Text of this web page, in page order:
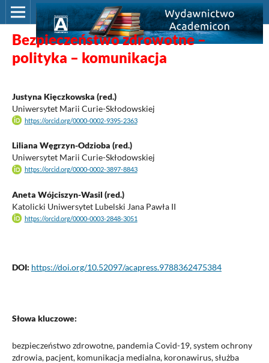
Bezpieczeństwo zdrowotne –
polityka – komunikacja
Justyna Kięczkowska (red.)
Uniwersytet Marii Curie-Skłodowskiej
https://orcid.org/0000-0002-9395-2363
Liliana Węgrzyn-Odzioba (red.)
Uniwersytet Marii Curie-Skłodowskiej
https://orcid.org/0000-0002-3897-8843
Aneta Wójciszyn-Wasil (red.)
Katolicki Uniwersytet Lubelski Jana Pawła II
https://orcid.org/0000-0003-2848-3051
DOI: https://doi.org/10.52097/acapress.9788362475384
Słowa kluczowe:
bezpieczeństwo zdrowotne, pandemia Covid-19, system ochrony
zdrowia, pacjent, komunikacja medialna, koronawirus, służba